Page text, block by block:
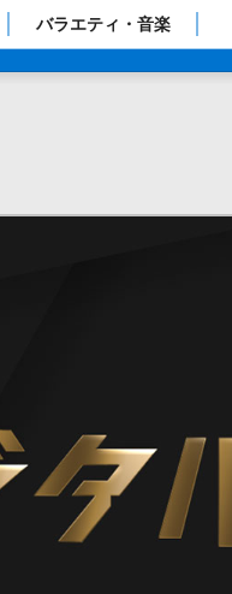
プページ
バラエティ・音楽